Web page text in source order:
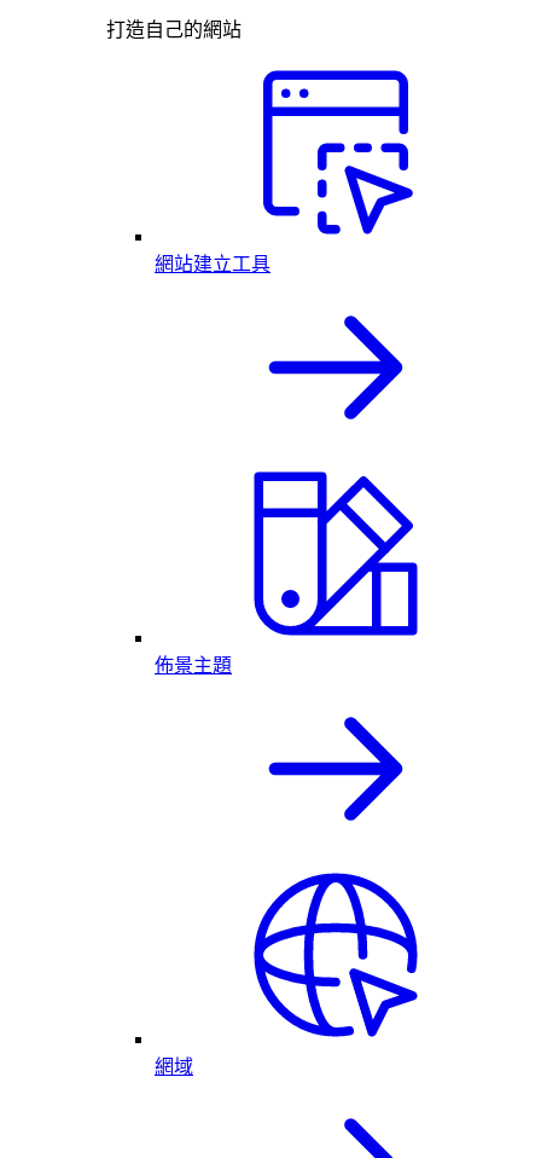
打造自己的網站
網站建立工具
佈景主題
網域